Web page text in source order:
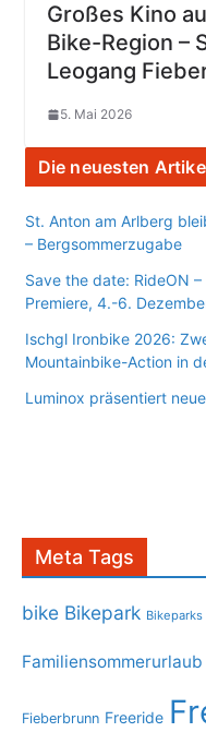
Großes Kino
Bike-Region –
Leogang
5. Mai 2026
Die neuesten
St. Anton am Arlberg
– Bergsommerzugabe
Save the date: RideON
Premiere, 4.-6.
Ischgl Ironbike 2026:
Mountainbike-Action in
Luminox präsentiert
Meta Tags
bike Bikepark Bikeparks
Familiensommerurlaub
Fieberbrunn Freeride